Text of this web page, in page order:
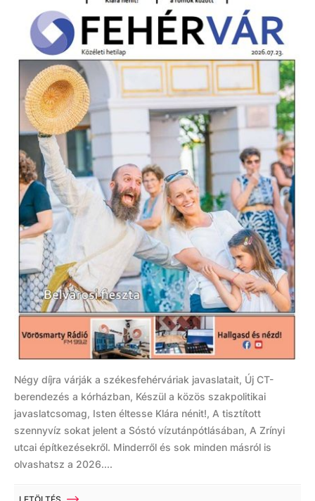
Négy díjra várják a székesfehérváriak javaslatait, Új CT-
berendezés a kórházban, Készül a közös szakpolitikai
javaslatcsomag, Isten éltesse Klára nénit!, A tisztított
szennyvíz sokat jelent a Sóstó vízutánpótlásában, A Zrínyi
utcai építkezésekről. Minderről és sok minden másról is
olvashatsz a 2026....